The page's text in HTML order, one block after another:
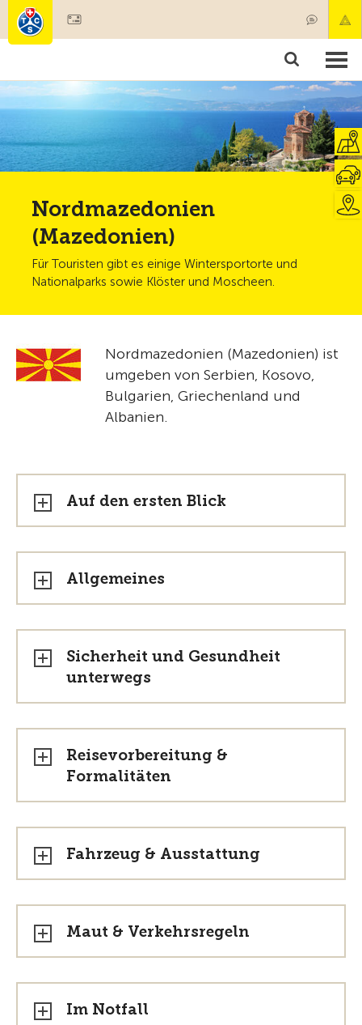
Mitgliedschaft & Leistungen
Test, Sicherheit & Gesundheit
Nordmazedonien
(Mazedonien)
Für Touristen gibt es einige Wintersportorte und
Nationalparks sowie Klöster und Moscheen.
Nordmazedonien (Mazedonien) ist
umgeben von Serbien, Kosovo,
Bulgarien, Griechenland und
Albanien.
Auf den ersten Blick
Allgemeines
Sicherheit und Gesundheit
unterwegs
Reisevorbereitung &
Formalitäten
Fahrzeug & Ausstattung
Maut & Verkehrsregeln
Im Notfall